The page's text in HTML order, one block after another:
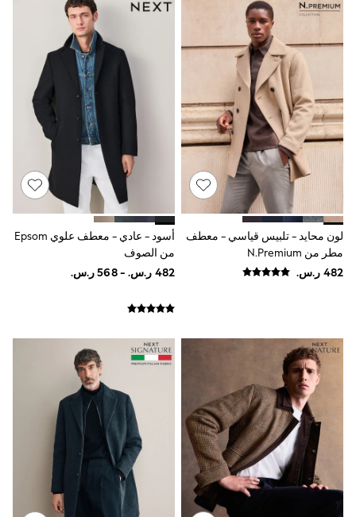
Sun Hats & Caps
Resort Styles
Boys' Holiday Shop
Boys' Travel Styles
Sunset Styles
Occasionwear
Sets & Outfits
Linen Collection
Tops & T-Shirts
Shirts
Polo Shirts
Swimwear
Shorts
Sandals & Clogs
Sun Safe
Rash Vests
Sun Hats & Caps
Sunglasses
Sets & Outfits
Rompers
Sandals
Swimwear
Sun Hats & Caps
Mens' Holiday Shop
Occasionwear
Shirts
Linen Collection
Polo Shirts
Tops & T-Shirts
Trousers & Chinos
لون محايد - تلبيس قياسي - معطف
مطر من N.Premium
أسود - عادي - معطف علوي Epsom
من الصوف